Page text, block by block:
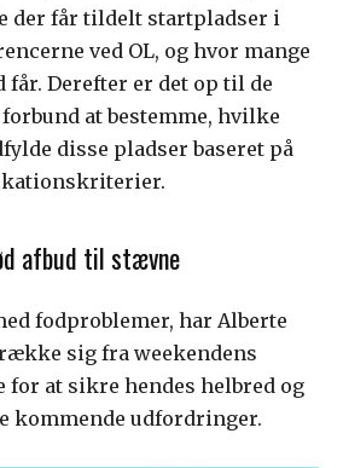
der får tildelt startpladser i
ved OL, og hvor mange
får. Derefter er det op til de
at bestemme, hvilke
disse pladser baseret på
afbud til stævne
fodproblemer, har Alberte
sig fra weekendens
for at sikre hendes helbred og
kommende udfordringer.